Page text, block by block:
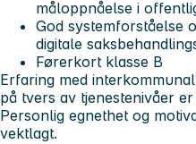
måloppnåelse i
God systemforståelse
digitale
Førerkort klasse B
Erfaring med
på tvers av tjenestenivåer
Personlig egnethet og
vektlagt.